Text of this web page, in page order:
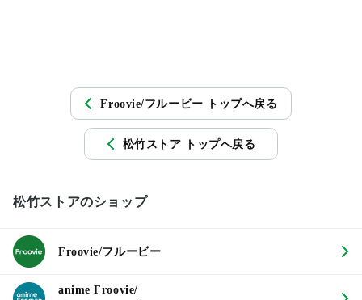
Froovie/フルービー トップへ戻る
松竹ストア トップへ戻る
松竹ストアのショップ
Froovie/フルービー
anime Froovie/